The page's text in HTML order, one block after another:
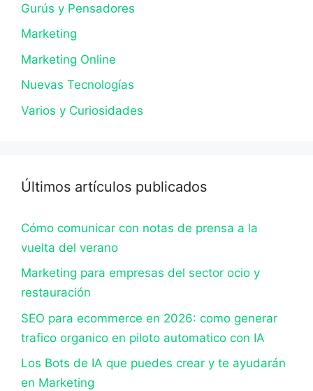
Gurús y Pensadores
Marketing
Marketing Online
Nuevas Tecnologías
Varios y Curiosidades
Últimos artículos publicados
Cómo comunicar con notas de prensa a la
vuelta del verano
Marketing para empresas del sector ocio y
restauración
SEO para ecommerce en 2026: como generar
trafico organico en piloto automatico con IA
Los Bots de IA que puedes crear y te ayudarán
en Marketing